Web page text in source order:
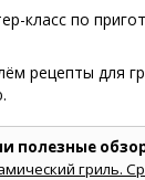
класс по
рецепты для
полезные
гриль.